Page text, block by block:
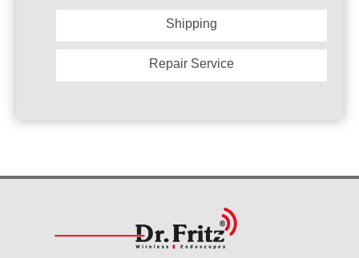
Shipping
Repair Service